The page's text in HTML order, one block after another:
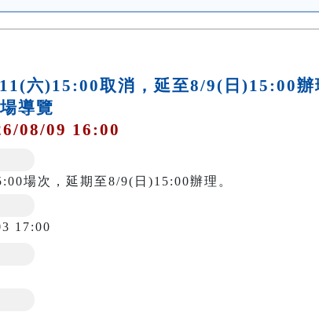
六)15:00取消，延至8/9(日)15:00辦
導覽
08/09 16:00
場次，延期至8/9(日)15:00辦理。
17:00